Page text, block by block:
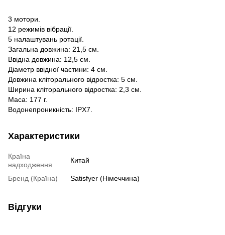
3 мотори.
12 режимів вібрації.
5 налаштувань ротації.
Загальна довжина: 21,5 см.
Ввідна довжина: 12,5 см.
Діаметр ввідної частини: 4 см.
Довжина кліторального відростка: 5 см.
Ширина кліторального відростка: 2,3 см.
Маса: 177 г.
Водонепроникність: IPX7.
Характеристики
Країна
надходження
Китай
Бренд (Країна) Satisfyer (Німеччина)
Відгуки